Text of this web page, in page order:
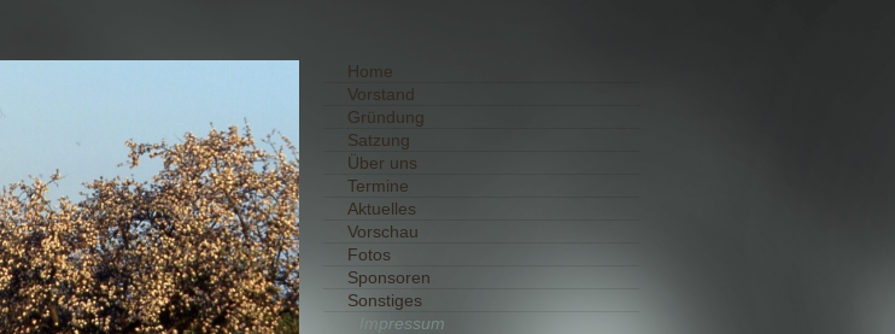
Home
Vorstand
Gründung
Satzung
Über uns
Termine
Aktuelles
Vorschau
Fotos
Sponsoren
Sonstiges
Impressum